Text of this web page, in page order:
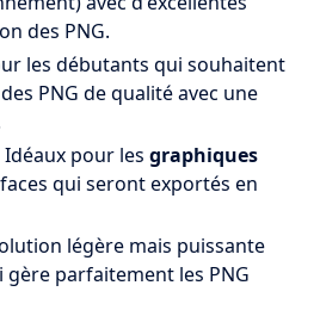
des PNG.
les débutants qui souhaitent
PNG de qualité avec une
Idéaux pour les graphiques
qui seront exportés en
légère mais puissante
parfaitement les PNG